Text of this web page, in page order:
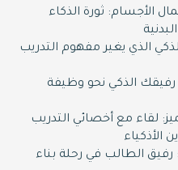
الأجسام: ثورة الذكاء
الذي يغير مفهوم التدريب
الذكي نحو وظيفة
لقاء مع أخصائي التدريب
رفيق الطالب في رحلة بناء